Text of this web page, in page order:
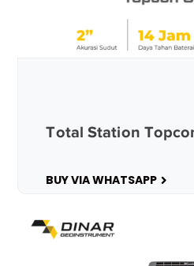
Total Station
BUY VIA WHATSAPP